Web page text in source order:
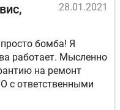
28.01.2021
просто бомба! Я
работает. Мысленно
на ремонт
с ответственными